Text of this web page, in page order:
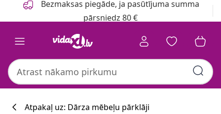
Bezmaksas piegāde, ja pasūtījuma summa
pārsniedz 80 €
Atpakaļ uz: Dārza mēbeļu pārklāji